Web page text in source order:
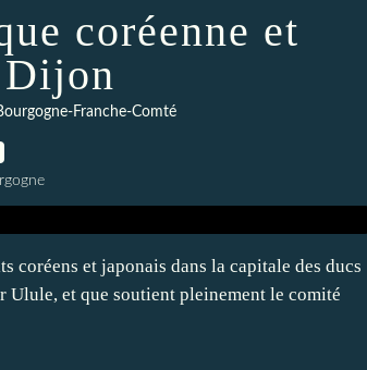
coréenne et
Dijon
Franche-Comté
et japonais dans la capitale des ducs
Ulule, et que soutient pleinement le comité